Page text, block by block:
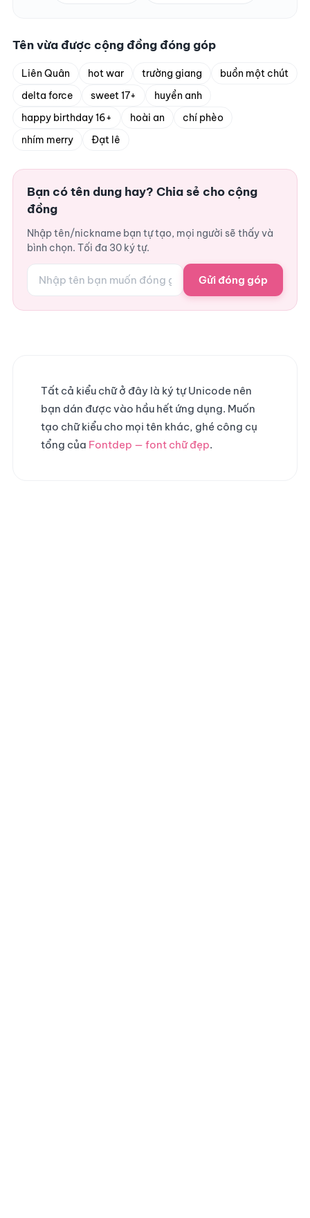
Tên vừa được cộng đồng đóng góp
Liên Quân hot war trường giang
buồn một chút
delta force
sweet 17+
huyền anh
happy birthday 16+
hoài an
chí phèo
nhím merry
Đạt lê
Bạn có tên dung hay? Chia sẻ cho cộng
đồng
Nhập tên/nickname bạn tự tạo, mọi người sẽ thấy và
bình chọn. Tối đa 30 ký tự.
Gửi đóng góp
Tất cả kiểu chữ ở đây là ký tự Unicode nên
bạn dán được vào hầu hết ứng dụng. Muốn
tạo chữ kiểu cho mọi tên khác, ghé công cụ
tổng của Fontdep — font chữ đẹp.